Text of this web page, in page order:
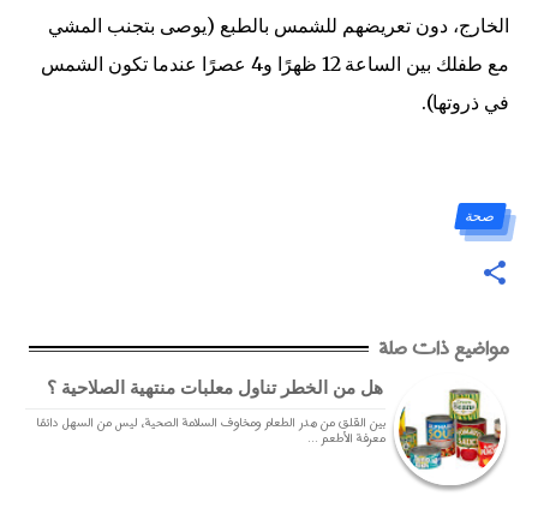
الخارج، دون تعريضهم للشمس بالطبع (يوصى بتجنب المشي
مع طفلك بين الساعة 12 ظهرًا و4 عصرًا عندما تكون الشمس
في ذروتها).
صحة
مواضيع ذات صلة
هل من الخطر تناول معلبات منتهية الصلاحية ؟
بين القلق من هدر الطعام ومخاوف السلامة الصحية، ليس من السهل دائمًا
معرفة الأطعم ...